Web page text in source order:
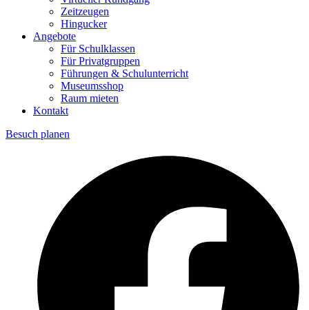
Zeitzeugen
Hingucker
Angebote
Für Schulklassen
Für Privatgruppen
Führungen & Schulunterricht
Museumsshop
Raum mieten
Kontakt
Besuch planen